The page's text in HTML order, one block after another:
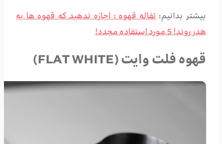
بیشتر بدانیم:تفاله قهوه : اجازه ندهید که قهوه ها به
هدر روند! 5 مورد استفاده مجدد!
قهوه فلت وایت (FLAT WHITE)